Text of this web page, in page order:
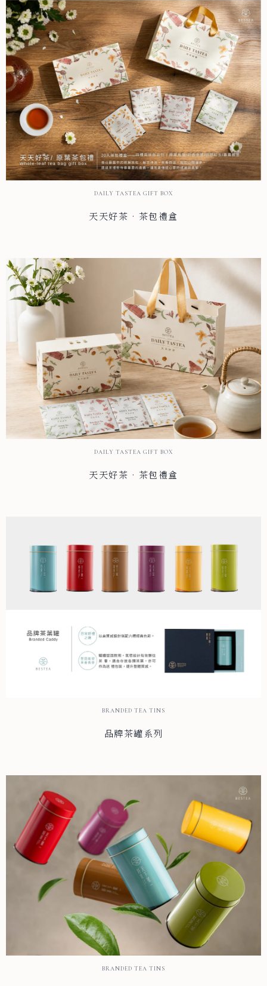
DAILY TASTEA GIFT BOX
天天好茶 · 茶包禮盒
DAILY TASTEA GIFT BOX
天天好茶 · 茶包禮盒
BRANDED TEA TINS
品牌茶罐系列
BRANDED TEA TINS